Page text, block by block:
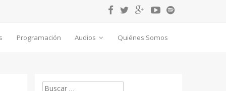
Programación Audios Quiénes Somos
Buscar: